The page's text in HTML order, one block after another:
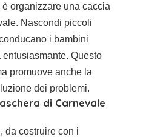
è organizzare una caccia
Nascondi piccoli
i bambini
entusiasmante. Questo
promuove anche la
dei problemi.
di Carnevale
da costruire con i